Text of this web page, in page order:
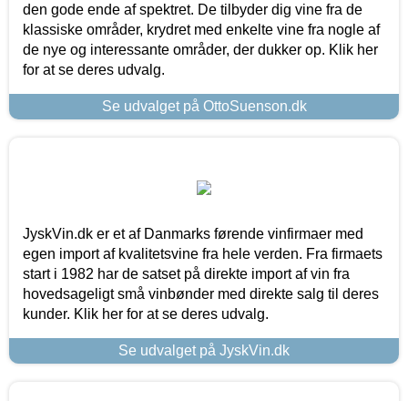
den gode ende af spektret. De tilbyder dig vine fra de
klassiske områder, krydret med enkelte vine fra nogle af
de nye og interessante områder, der dukker op. Klik her
for at se deres udvalg.
Se udvalget på OttoSuenson.dk
JyskVin.dk er et af Danmarks førende vinfirmaer med
egen import af kvalitetsvine fra hele verden. Fra firmaets
start i 1982 har de satset på direkte import af vin fra
hovedsageligt små vinbønder med direkte salg til deres
kunder. Klik her for at se deres udvalg.
Se udvalget på JyskVin.dk